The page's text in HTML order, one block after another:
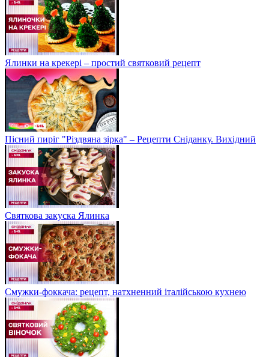
Ялинки на крекері – простий святковий рецепт
Пісний пиріг "Різдвяна зірка" – Рецепти Сніданку. Вихідний
Святкова закуска Ялинка
Смужки-фоккача: рецепт, натхненний італійською кухнею